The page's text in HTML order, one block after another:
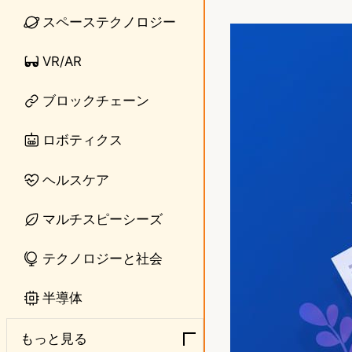
スペーステクノロジー
VR/AR
ブロックチェーン
ロボティクス
ヘルスケア
マルチスピーシーズ
テクノロジーと社会
半導体
もっと見る